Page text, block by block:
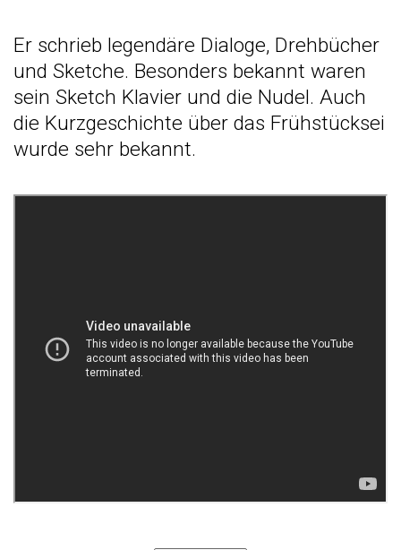
Er schrieb legendäre Dialoge, Drehbücher
und Sketche. Besonders bekannt waren
sein Sketch Klavier und die Nudel. Auch
die Kurzgeschichte über das Frühstücksei
wurde sehr bekannt.